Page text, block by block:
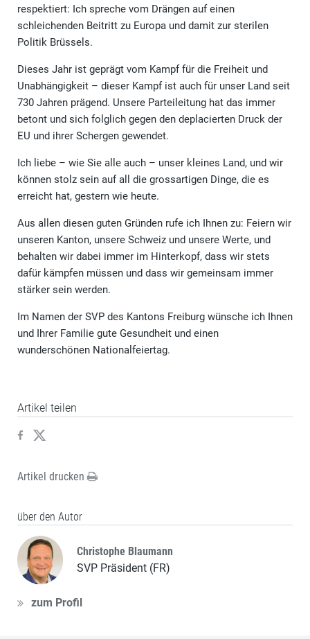
respektiert: Ich spreche vom Drängen auf einen
schleichenden Beitritt zu Europa und damit zur sterilen
Politik Brüssels.
Dieses Jahr ist geprägt vom Kampf für die Freiheit und
Unabhängigkeit – dieser Kampf ist auch für unser Land seit
730 Jahren prägend. Unsere Parteileitung hat das immer
betont und sich folglich gegen den deplacierten Druck der
EU und ihrer Schergen gewendet.
Ich liebe – wie Sie alle auch – unser kleines Land, und wir
können stolz sein auf all die grossarti­gen Dinge, die es
erreicht hat, gestern wie heute.
Aus allen diesen guten Gründen rufe ich Ihnen zu: Feiern wir
unseren Kanton, unsere Schweiz und unsere Werte, und
behalten wir dabei immer im Hinterkopf, dass wir stets
dafür kämpfen müssen und dass wir gemeinsam immer
stärker sein werden.
Im Namen der SVP des Kantons Freiburg wünsche ich Ihnen
und Ihrer Familie gute Gesundheit und einen
wunderschönen Nationalfeiertag.
Artikel teilen
Artikel drucken
über den Autor
Christophe Blaumann
SVP Präsident (FR)
zum Profil